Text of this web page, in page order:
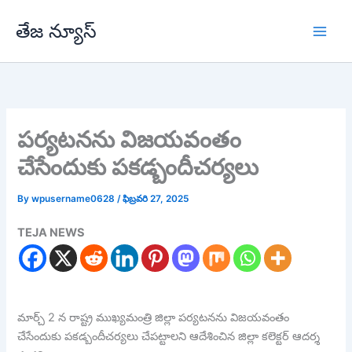
తేజ న్యూస్
పర్యటనను విజయవంతం
చేసేందుకు పకడ్బందీచర్యలు
Bywpusername0628/ఫిబ్రవరి 27, 2025
TEJA NEWS
మార్చ్ 2 న రాష్ట్ర ముఖ్యమంత్రి జిల్లా పర్యటనను విజయవంతం
చేసేందుకు పకడ్బందీచర్యలు చేపట్టాలని ఆదేశించిన జిల్లా కలెక్టర్ ఆదర్శ